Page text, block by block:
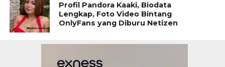
Profil Pandora Kaaki, Biodata
Lengkap, Foto Video Bintang
OnlyFans yang Diburu Netizen